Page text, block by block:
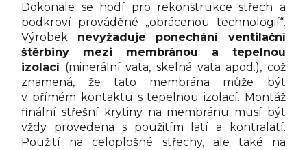
Dokonale se hodí pro rekonstrukce střech a
podkroví prováděné „obrácenou technologií“.
Výrobek nevyžaduje ponechání ventilační
štěrbiny mezi membránou a tepelnou
izolací(minerální vata, skelná vata apod.), což
znamená, že tato membrána může být
v přímém kontaktu s tepelnou izolací. Montáž
finální střešní krytiny na membránu musí být
vždy provedena s použitím latí a kontralatí.
Použití na celoplošné střechy, ale také na